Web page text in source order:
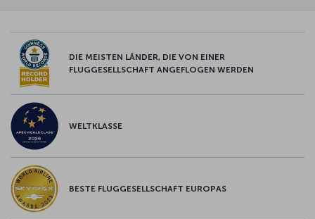
DIE MEISTEN LÄNDER, DIE VON EINER
FLUGGESELLSCHAFT ANGEFLOGEN WERDEN
WELTKLASSE
BESTE FLUGGESELLSCHAFT EUROPAS